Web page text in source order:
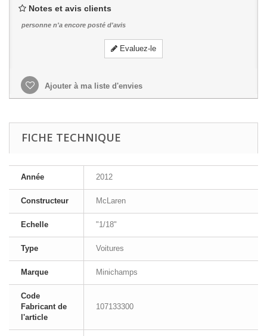
Notes et avis clients
personne n'a encore posté d'avis
Evaluez-le
Ajouter à ma liste d'envies
FICHE TECHNIQUE
Année 2012
Constructeur McLaren
Echelle "1/18"
Type Voitures
Marque Minichamps
Code
Fabricant de
l'article
107133300